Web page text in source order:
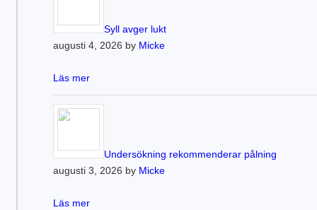
Syll avger lukt
augusti 4, 2026 by Micke
Läs mer
Undersökning rekommenderar pålning
augusti 3, 2026 by Micke
Läs mer